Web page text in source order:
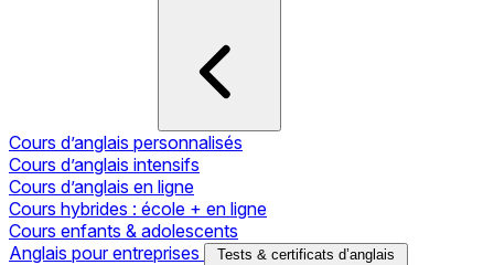
Cours d’anglais personnalisés
Cours d’anglais intensifs
Cours d’anglais en ligne
Cours hybrides : école + en ligne
Cours enfants & adolescents
Anglais pour entreprises
Tests & certificats d’anglais